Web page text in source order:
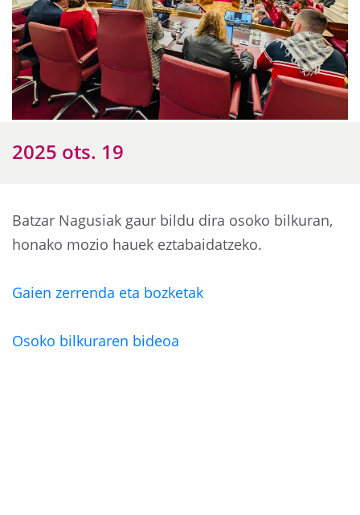
2025 ots. 19
Batzar Nagusiak gaur bildu dira osoko bilkuran,
honako mozio hauek eztabaidatzeko.
Gaien zerrenda eta bozketak
Osoko bilkuraren bideoa